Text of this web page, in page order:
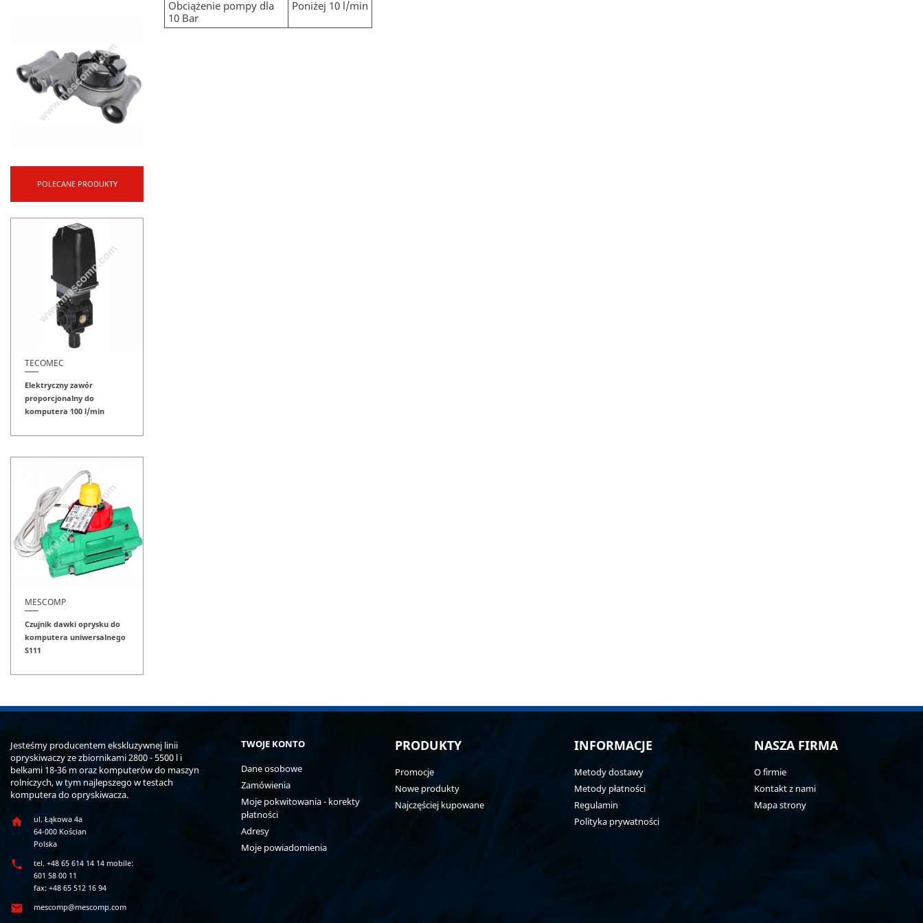
POLECANE PRODUKTY
TECOMEC
Elektryczny zawór
proporcjonalny do
komputera 100 l/min
MESCOMP
Czujnik dawki oprysku do
komputera uniwersalnego
S111
Obciążenie pompy dla
10 Bar
Poniżej 10 l/min
Jesteśmy producentem ekskluzywnej linii
opryskiwaczy ze zbiornikami 2800 - 5500 l i
belkami 18-36 m oraz komputerów do maszyn
rolniczych, w tym najlepszego w testach
komputera do opryskiwacza.

ul. Łąkowa 4a
64-000 Kościan
Polska

tel. +48 65 614 14 14 mobile:
601 58 00 11
fax: +48 65 512 16 94
 mescomp@mescomp.com
TWOJE KONTO
Dane osobowe
Zamówienia
Moje pokwitowania - korekty
płatności
Adresy
Moje powiadomienia
PRODUKTY
Promocje
Nowe produkty
Najczęściej kupowane
INFORMACJE
Metody dostawy
Metody płatności
Regulamin
Polityka prywatności
NASZA FIRMA
O firmie
Kontakt z nami
Mapa strony